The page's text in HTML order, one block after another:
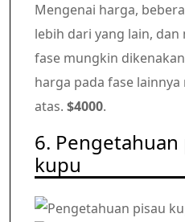
Mengenai harga,
lebih dari yang lain,
fase mungkin
harga pada fase
atas. $4000.
6.
kupu